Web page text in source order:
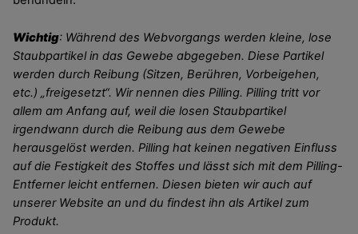
Wichtig: Während des Webvorgangs werden kleine, lose
Staubpartikel in das Gewebe abgegeben. Diese Partikel
werden durch Reibung (Sitzen, Berühren, Vorbeigehen,
etc.) „freigesetzt“. Wir nennen dies Pilling. Pilling tritt vor
allem am Anfang auf, weil die losen Staubpartikel
irgendwann durch die Reibung aus dem Gewebe
herausgelöst werden. Pilling hat keinen negativen Einfluss
auf die Festigkeit des Stoffes und lässt sich mit dem Pilling-
Entferner leicht entfernen. Diesen bieten wir auch auf
unserer Website an und du findest ihn als Artikel zum
Produkt.